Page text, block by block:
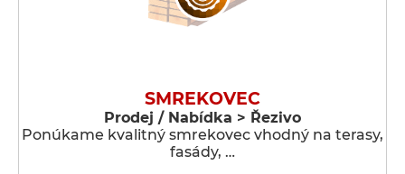
SMREKOVEC
Prodej / Nabídka > Řezivo
Ponúkame kvalitný smrekovec vhodný na terasy,
fasády, …